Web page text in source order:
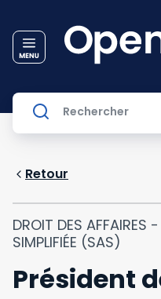
Retour
DROIT DES AFFAIRES
SIMPLIFIÉE (SAS)
Président